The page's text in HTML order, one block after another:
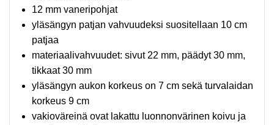
12 mm vaneripohjat
yläsängyn patjan vahvuudeksi suositellaan 10 cm
patjaa
materiaalivahvuudet: sivut 22 mm, päädyt 30 mm,
tikkaat 30 mm
yläsängyn aukon korkeus on 7 cm sekä turvalaidan
korkeus 9 cm
vakioväreinä ovat lakattu luonnonvärinen koivu ja